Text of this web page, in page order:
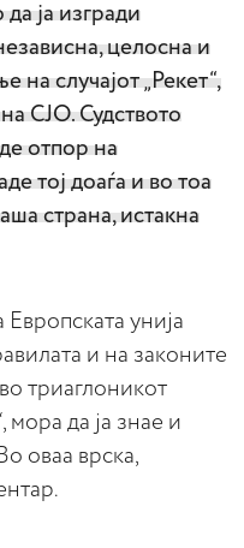
ја изгради
целосна и
на случајот „Рекет“,
СЈО. Судството
отпор на
тој доаѓа и во тоа
страна, истакна
унија
и на законите
триаглоникот
мора да ја знае и
оваа врска,